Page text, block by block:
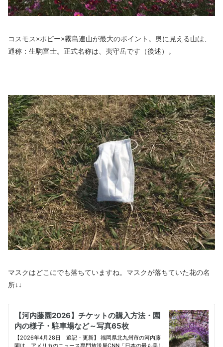
コスモス×ポピー×霧島連山が最大のポイント。奥に見える山は、
通称：生駒富士。正式名称は、夷守岳です（後述）。
マスクはどこにでも落ちていますね。マスクが落ちていた花の名
所↓↓